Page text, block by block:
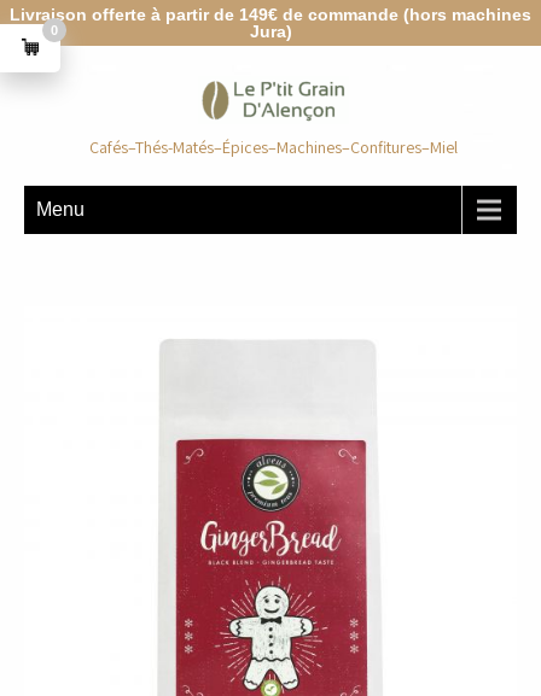
Livraison offerte à partir de 149€ de commande (hors machines
Jura)
Cafés–Thés-Matés–Épices–Machines–Confitures–Miel
Menu
0